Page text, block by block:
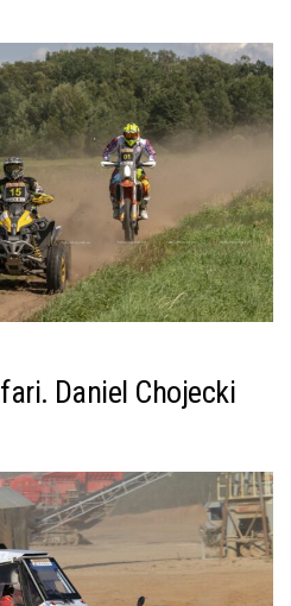
Daniel Chojecki